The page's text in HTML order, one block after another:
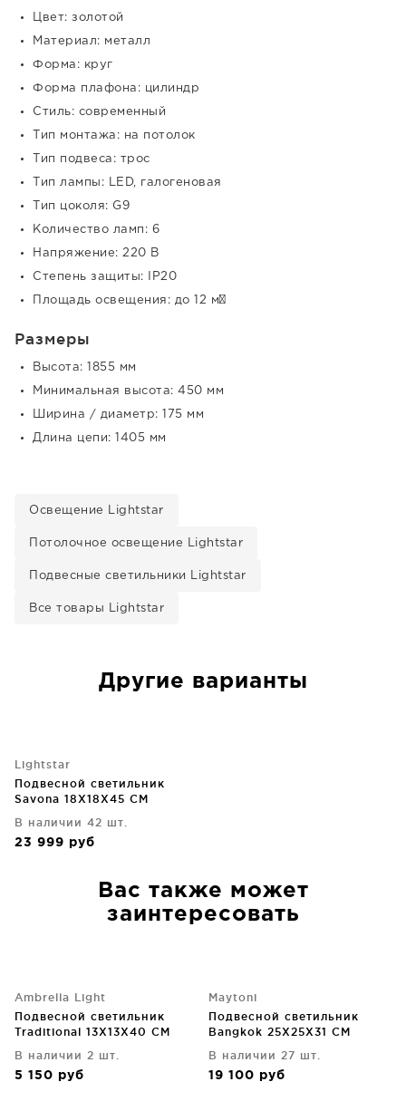
Цвет: золотой
Материал: металл
Форма: круг
Форма плафона: цилиндр
Стиль: современный
Тип монтажа: на потолок
Тип подвеса: трос
Тип лампы: LED, галогеновая
Тип цоколя: G9
Количество ламп: 6
Напряжение: 220 В
Степень защиты: IP20
Площадь освещения: до 12 м²
Размеры
Высота: 1855 мм
Минимальная высота: 450 мм
Ширина / диаметр: 175 мм
Длина цепи: 1405 мм
Освещение Lightstar
Потолочное освещение Lightstar
Подвесные светильники Lightstar
Все товары Lightstar
Другие варианты
Lightstar
Подвесной светильник
Savona 18X18X45 CM
В наличии 42 шт.
23 999 руб
Вас также может
заинтересовать
Ambrella Light
Подвесной светильник
Traditional 13X13X40 CM
В наличии 2 шт.
5 150 руб
Maytoni
Подвесной светильник
Bangkok 25X25X31 CM
В наличии 27 шт.
19 100 руб